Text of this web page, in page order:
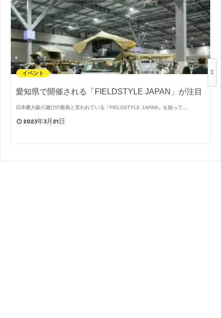
イベント
愛知県で開催される「FIELDSTYLE JAPAN」が注目
日本最大級の遊びの祭典と言われている「FIELDSTYLE JAPAN」を知って…
2023年3月21日